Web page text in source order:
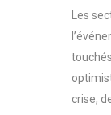
Les
crise,